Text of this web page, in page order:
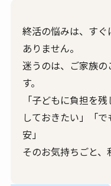
終活の悩みは、す
ありません。
迷うのは、ご家族
す。
「子どもに負担を
しておきたい」「
安」
そのお気持ちごと、